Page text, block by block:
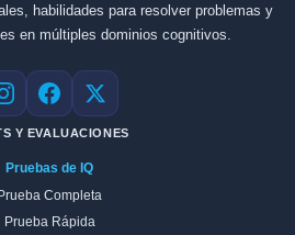
habilidades para resolver problemas y
en múltiples dominios cognitivos.
Instagram
Facebook
X
Y EVALUACIONES
Pruebas de IQ
Completa
Prueba Rápida